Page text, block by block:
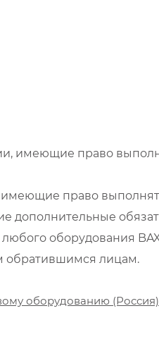
имеющие право
право
оборудования
обратившимся лицам.
оборудованию (Россия)